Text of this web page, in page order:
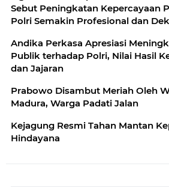
Sebut Peningkatan Kepercayaan
Polri Semakin Profesional dan
Andika Perkasa Apresiasi
Publik terhadap Polri, Nilai Hasil
dan Jajaran
Prabowo Disambut Meriah Oleh Warga Lar Lar di
Madura, Warga Padati Jalan
Kejagung Resmi Tahan Mantan
Hindayana